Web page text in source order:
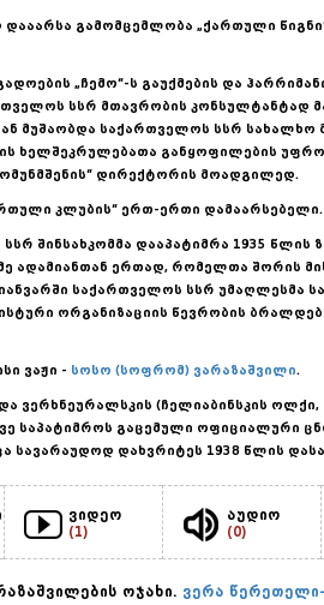
გამომცემლობა „ქართული
„ჩემო“-ს გაუქმების და
სსრ მთავრობის კონსულტანტად
მუშაობდა საქართველოს სსრ სახალხო
ხელშეკრულებათა განყოფილების
დირექტორის მოადგილედ.
კლუბის“ ერთ-ერთი დამაარსებელი.
შინსახკომმა დააპატიმრა 1935 წლის
ადამიანთან ერთად, რომელთა შორის
საქართველოს სსრ უმაღლესმა
ორგანიზაციის წევრობის
ვაჟი - სოსო (სოფრომ) ვარაზაშვილი.
ვერხნეურალსკის (ჩელიაბინსკის ოლქი,
საპატიმროს გაცემული ოფიციალური
სავარაუდოდ დახვრიტეს 1938 წლის
ვიდეო
(1)
აუდიო
(0)
ოჯახი. ვერა